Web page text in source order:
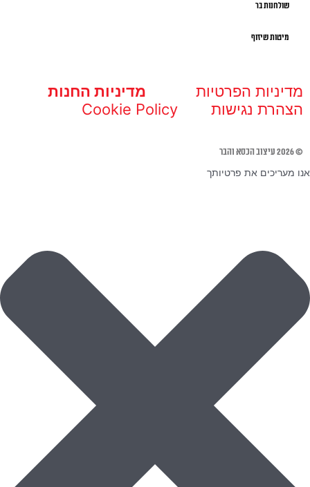
שולחנות בר
מיטות שיזוף
מדיניות הפרטיות
מדיניות החנות
הצהרת נגישות
Cookie Policy
© 2026 עיצוב הכסא והבר
אנו מעריכים את פרטיותך